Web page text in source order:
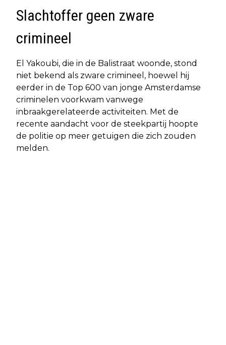
Slachtoffer geen zware
crimineel
El Yakoubi, die in de Balistraat woonde, stond
niet bekend als zware crimineel, hoewel hij
eerder in de Top 600 van jonge Amsterdamse
criminelen voorkwam vanwege
inbraakgerelateerde activiteiten. Met de
recente aandacht voor de steekpartij hoopte
de politie op meer getuigen die zich zouden
melden.